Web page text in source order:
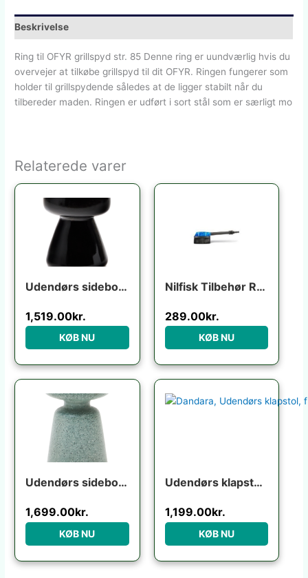
Beskrivelse
Ring til OFYR grillspyd str. 85 Denne ring er uundværlig hvis du
overvejer at tilkøbe grillspyd til dit OFYR. Ringen fungerer som
holder til grillspydende således at de ligger stabilt når du
tilbereder maden. Ringen er udført i sort stål som er særligt mo
Relaterede varer
Udendørs sidebord Kave Home Manya sort fibercement 38x38x46 cm industrielt design
1,519.00kr.
KØB NU
Nilfisk Tilbehør Rotary brush
289.00kr.
KØB NU
Udendørs sidebord Kave Home Mesquida turkis terrazzo H52xØ39 cm vejrbestandigt nordisk design
1,699.00kr.
KØB NU
Udendørs klapstol Kave Home Dandara i akacietræ foldbar UV-resistent flerfarvet rustik
1,199.00kr.
KØB NU